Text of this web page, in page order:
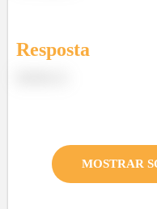
Resposta